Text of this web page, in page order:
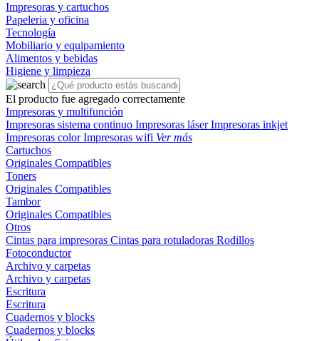
Impresoras y cartuchos
Papeleria y oficina
Tecnología
Mobiliario y equipamiento
Alimentos y bebidas
Higiene y limpieza
El producto fue agregado correctamente
Impresoras y multifunción
Impresoras sistema continuo Impresoras láserImpresoras inkjet
Impresoras colorImpresoras wifi Ver más
Cartuchos
Originales Compatibles
Toners
Originales Compatibles
Tambor
Originales Compatibles
Otros
Cintas para impresoras Cintas para rotuladoras Rodillos
Fotoconductor
Archivo y carpetas
Archivo y carpetas
Escritura
Escritura
Cuadernos y blocks
Cuadernos y blocks